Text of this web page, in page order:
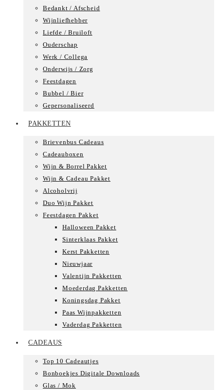
Bedankt / Afscheid
Wijnliefhebber
Liefde / Bruiloft
Ouderschap
Werk / Collega
Onderwijs / Zorg
Feestdagen
Bubbel / Bier
Gepersonaliseerd
PAKKETTEN
Brievenbus Cadeaus
Cadeauboxen
Wijn & Borrel Pakket
Wijn & Cadeau Pakket
Alcoholvrij
Duo Wijn Pakket
Feestdagen Pakket
Halloween Pakket
Sinterklaas Pakket
Kerst Pakketten
Nieuwjaar
Valentijn Pakketten
Moederdag Pakketten
Koningsdag Pakket
Paas Wijnpakketten
Vaderdag Pakketten
CADEAUS
Top 10 Cadeautjes
Bonboekjes Digitale Downloads
Glas / Mok